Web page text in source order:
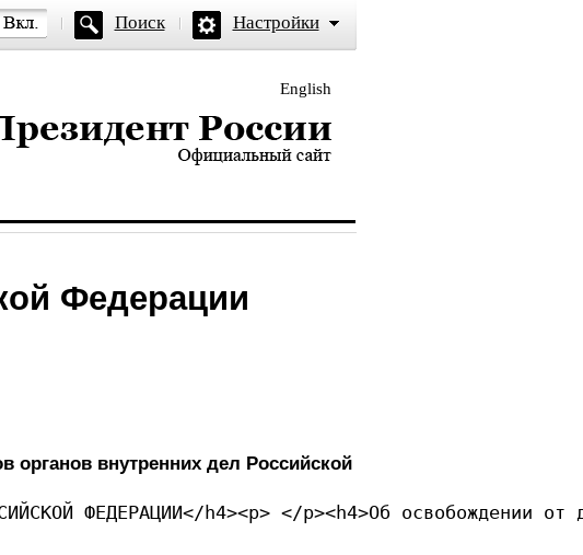
Поиск Настройки
English
России — официальный сайт
Федерации
органов внутренних дел Российской
ФЕДЕРАЦИИ</h4><p> </p><h4>Об